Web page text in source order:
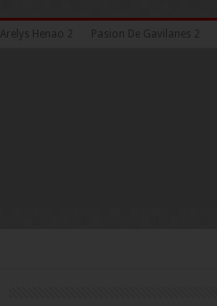
Arelys Henao 2 Pasion De Gavilanes 2